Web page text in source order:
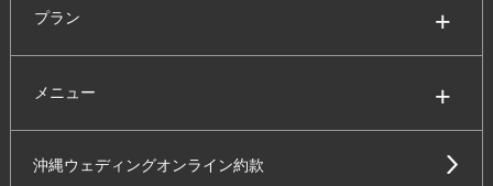
プラン
メニュー
沖縄ウェディングオンライン約款